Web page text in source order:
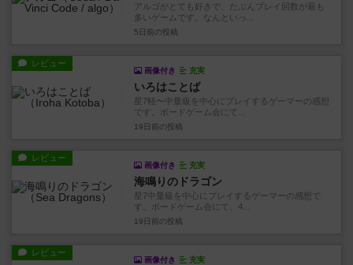
アルゴがとても好きで、たぶんプレイ回数が最も
多いゲームです。なんといっ...
5日前 の投稿
レビュー
画像付き 充実
いろはことば
星7軽〜中量級を中心にプレイするゲーマーの感想
です。ボードゲーム会にて...
19日前 の投稿
レビュー
画像付き 充実
海鳴りのドラゴン
星7中量級を中心にプレイするゲーマーの感想で
す。ボードゲーム会にて、4...
19日前 の投稿
レビュー
画像付き 充実